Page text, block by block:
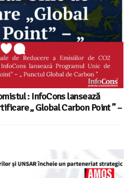
: InfoCons lansează
„ Global Carbon Point ” –